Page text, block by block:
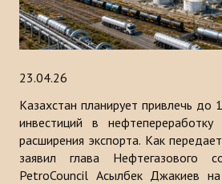
23.04.26
Казахстан планирует привлечь
инвестиций в
расширения экспорта. Как передает
заявил глава Нефтегазового
PetroCouncil Асылбек Джакиев